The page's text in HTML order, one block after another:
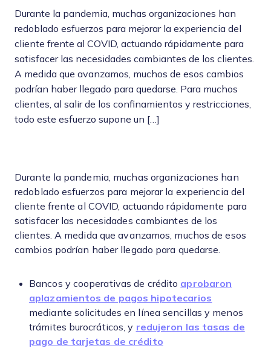
Durante la pandemia, muchas organizaciones han
redoblado esfuerzos para mejorar la experiencia del
cliente frente al COVID, actuando rápidamente para
satisfacer las necesidades cambiantes de los clientes.
A medida que avanzamos, muchos de esos cambios
podrían haber llegado para quedarse. Para muchos
clientes, al salir de los confinamientos y restricciones,
todo este esfuerzo supone un […]
Durante la pandemia, muchas organizaciones han
redoblado esfuerzos para mejorar la experiencia del
cliente frente al COVID, actuando rápidamente para
satisfacer las necesidades cambiantes de los
clientes. A medida que avanzamos, muchos de esos
cambios podrían haber llegado para quedarse.
Bancos y cooperativas de crédito aprobaron
aplazamientos de pagos hipotecarios
mediante solicitudes en línea sencillas y menos
trámites burocráticos, y redujeron las tasas de
pago de tarjetas de crédito